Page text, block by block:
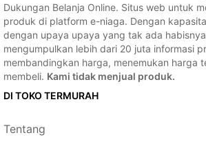
Dukungan Belanja Online. Situs web untuk
produk di platform e-niaga. Dengan
dengan upaya upaya yang tak ada
mengumpulkan lebih dari 20 juta informasi
membandingkan harga, menemukan harga
membeli. Kami tidak menjual produk.
DI TOKO TERMURAH
Tentang